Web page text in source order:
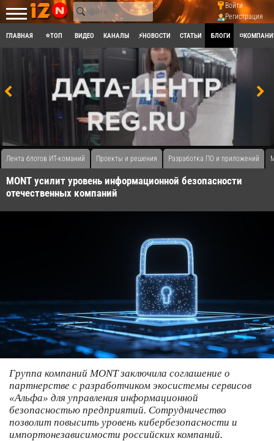
Войти
Регистрация
ГЛАВНАЯ ⭐ТОП ВИДЕО КАНАЛЫ ⚡НОВОСТИ СТАТЬИ БЛОГИ
Лента блогов ИТ-команий Проекты и решения Разработка ПО и приложений
MONT усилит уровень информационной безопасности
отечественных компаний
Группа компаний MONT заключила соглашение о
партнерстве с разработчиком экосистемы сервисов
«Альфа» для управления информационной
безопасностью предприятий. Сотрудничество
позволит повысить уровень кибербезопасности и
импортонезависимости российских компаний.